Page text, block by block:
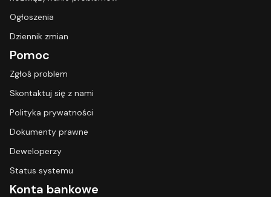
Ogłoszenia
Dziennik zmian
Pomoc
Zgłoś problem
Skontaktuj się z nami
Polityka prywatności
Dokumenty prawne
Deweloperzy
Status systemu
Konta bankowe